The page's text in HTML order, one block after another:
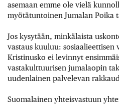
asemaan emme ole vielä
myötätuntoinen Jumalan Poika
Jos kysytään, minkälaista
vastaus kuuluu: sosiaalieettisen
Kristinusko ei levinnyt
vastakulttuurisen jumalaopin
uudenlainen palvelevan
Suomalainen yhteisvastuun